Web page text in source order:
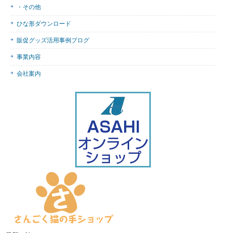
・その他
ひな形ダウンロード
販促グッズ活用事例ブログ
事業内容
会社案内